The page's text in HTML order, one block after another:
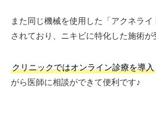
また同じ機械を使用した「アクネラ
されており、ニキビに特化した施術が
クリニックではオンライン診療を導入
がら医師に相談ができて便利です♪